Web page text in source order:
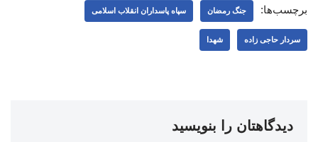
برچسب‌ها: جنگ رمضان سپاه پاسداران انقلاب اسلامی
سردار حاجی زاده شهدا
دیدگاهتان را بنویسید